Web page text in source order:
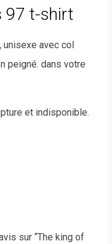
97 t-shirt
, unisexe avec col
peigné. dans votre
et indisponible.
sur “The king of